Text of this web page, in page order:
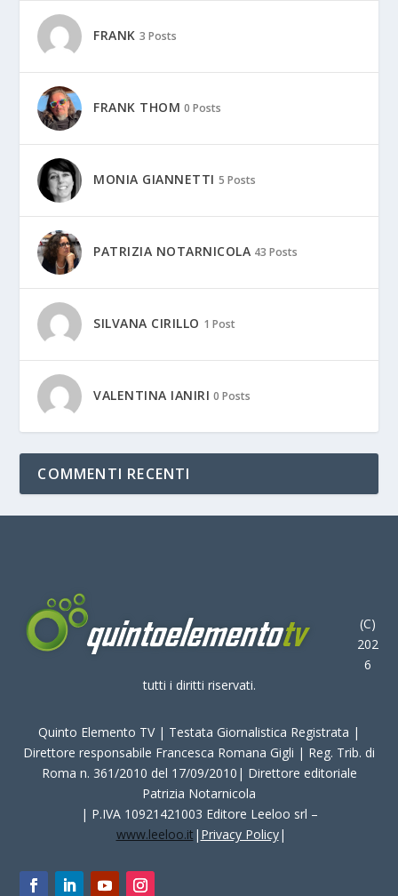
FRANK 3 Posts
FRANK THOM 0 Posts
MONIA GIANNETTI 5 Posts
PATRIZIA NOTARNICOLA 43 Posts
SILVANA CIRILLO 1 Post
VALENTINA IANIRI 0 Posts
COMMENTI RECENTI
(C)
202
6
tutti i diritti riservati.
Quinto Elemento TV | Testata Giornalistica Registrata |
Direttore responsabile Francesca Romana Gigli | Reg. Trib. di
Roma n. 361/2010 del 17/09/2010| Direttore editoriale
Patrizia Notarnicola
| P.IVA 10921421003 Editore Leeloo srl –
www.leeloo.it | Privacy Policy|